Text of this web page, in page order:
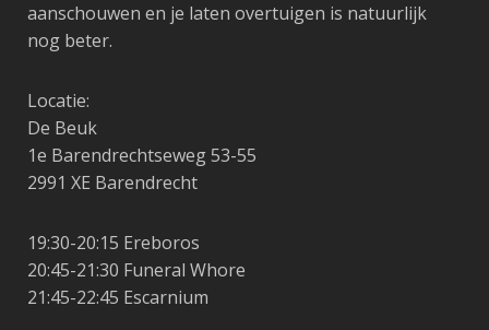
aanschouwen en je laten overtuigen is natuurlijk
nog beter.
Locatie:
De Beuk
1e Barendrechtseweg 53-55
2991 XE Barendrecht
19:30-20:15 Ereboros
20:45-21:30 Funeral Whore
21:45-22:45 Escarnium